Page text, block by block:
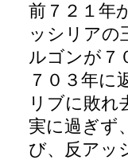
前７２１年
ッシリアの
ルゴンが７
７０３年に
リブに敗れ
実に過ぎず
び、反アッ